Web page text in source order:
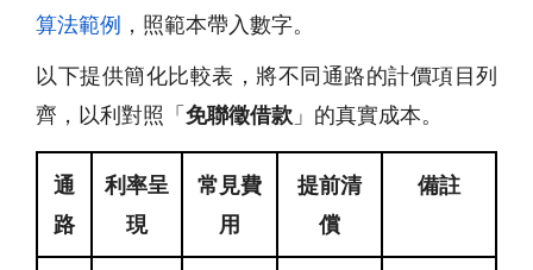
算法範例 ，照範本帶入數字。
以下提供簡化比較表，將不同通路的計價項目列
齊，以利對照「 免聯徵借款 」的真實成本。
通
路
利率呈
現
常見費
用
提前清
償
備註